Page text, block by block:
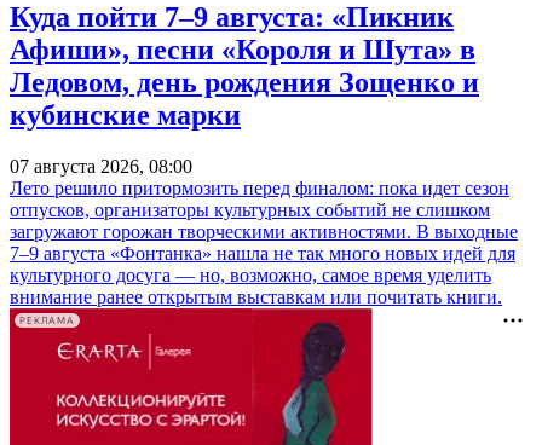
Куда пойти 7–9 августа: «Пикник
Афиши», песни «Короля и Шута» в
Ледовом, день рождения Зощенко и
кубинские марки
07 августа 2026, 08:00
Лето решило притормозить перед финалом: пока идет сезон
отпусков, организаторы культурных событий не слишком
загружают горожан творческими активностями. В выходные
7–9 августа «Фонтанка» нашла не так много новых идей для
культурного досуга — но, возможно, самое время уделить
внимание ранее открытым выставкам или почитать книги.
РЕКЛАМА